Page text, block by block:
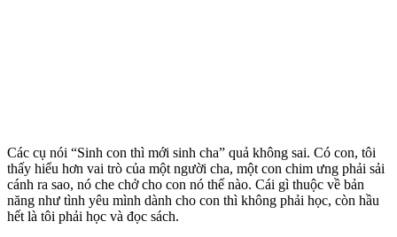
Các cụ nói “Sinh con thì mới sinh cha” quả không sai. Có con, tôi
thấy hiểu hơn vai trò của một người cha, một con chim ưng phải sải
cánh ra sao, nó che chở cho con nó thế nào. Cái gì thuộc về bản
năng như tình yêu mình dành cho con thì không phải học, còn hầu
hết là tôi phải học và đọc sách.